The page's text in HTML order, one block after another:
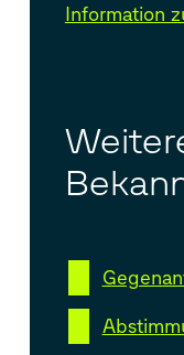
Information